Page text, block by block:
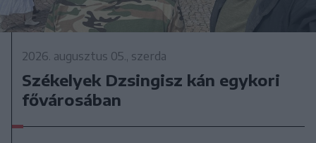
2026. augusztus 05., szerda
Székelyek Dzsingisz kán egykori
fővárosában